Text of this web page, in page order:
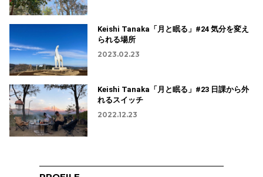
Keishi Tanaka「月と眠る」#24 気分を変え
られる場所
2023.02.23
Keishi Tanaka「月と眠る」#23 日課から外
れるスイッチ
2022.12.23